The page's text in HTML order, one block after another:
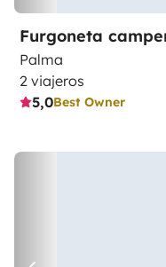
Furgoneta
Palma
2 viajeros
5,0Best Owner